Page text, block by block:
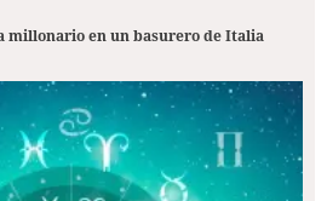
millonario en un basurero de Italia